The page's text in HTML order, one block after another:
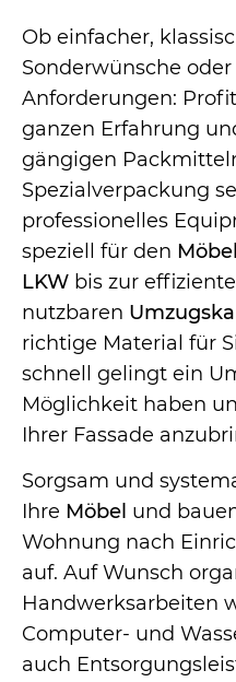
Ob einfacher,
Sonderwünsche
Anforderungen:
ganzen Erfahrung
gängigen
Spezialverpackung
professionelles
speziell für den
LKW bis zur
nutzbaren
richtige Material für
schnell gelingt ein
Möglichkeit haben
Ihrer Fassade
Sorgsam und
Ihre Möbel und
Wohnung nach
auf. Auf Wunsch
Handwerksarbeiten
Computer- und
auch